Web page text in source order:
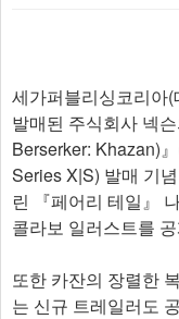
세가퍼블리싱코리아
발매된 주식회사 넥
Berserker: Khazan)
Series X|S) 발매 기
린 『페어리 테일』
콜라보 일러스트를
또한 카잔의 장렬한
는 신규 트레일러도